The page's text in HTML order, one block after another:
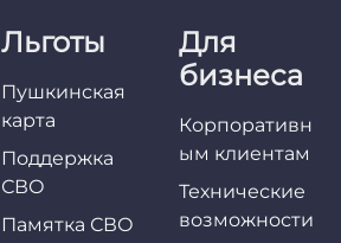
Льготы
Пушкинская
карта
Поддержка
СВО
Памятка СВО
Для
бизнеса
Корпоративн
ым клиентам
Технические
возможности